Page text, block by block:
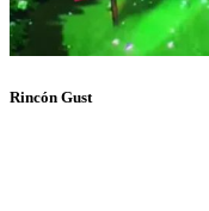
Rincón Gust